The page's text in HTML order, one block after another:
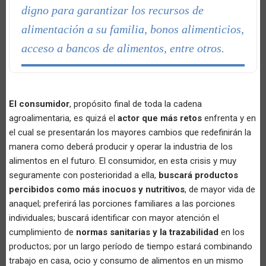
digno para garantizar los recursos de
alimentación a su familia, bonos alimenticios,
acceso a bancos de alimentos, entre otros.
El consumidor, propósito final de toda la cadena
agroalimentaria, es quizá el actor que más retos enfrenta y en
el cual se presentarán los mayores cambios que redefinirán la
manera como deberá producir y operar la industria de los
alimentos en el futuro. El consumidor, en esta crisis y muy
seguramente con posterioridad a ella, buscará productos
percibidos como más inocuos y nutritivos, de mayor vida de
anaquel; preferirá las porciones familiares a las porciones
individuales; buscará identificar con mayor atención el
cumplimiento de normas sanitarias y la trazabilidad en los
productos; por un largo período de tiempo estará combinando
trabajo en casa, ocio y consumo de alimentos en un mismo